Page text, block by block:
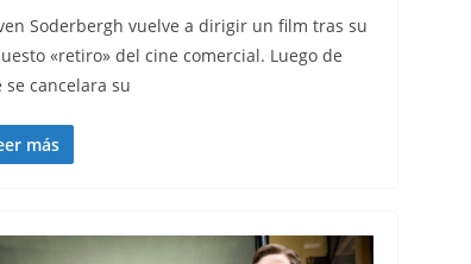
Soderbergh vuelve a dirigir un film tras su
«retiro» del cine comercial. Luego de
se cancelara su
más